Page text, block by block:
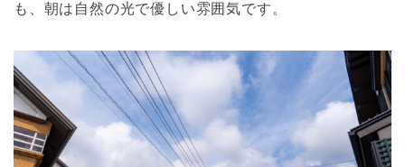
も、朝は自然の光で優しい雰囲気です。